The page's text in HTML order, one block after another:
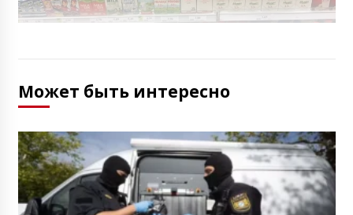
Может быть интересно